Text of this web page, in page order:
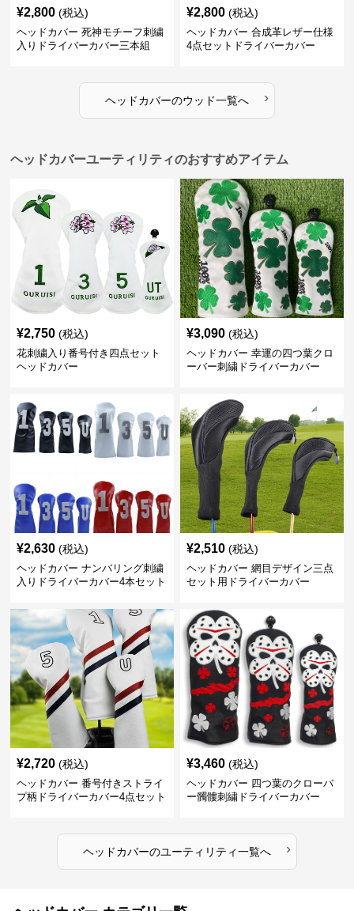
¥2,800 (税込)
ヘッドカバー 死神モチーフ刺繍
入りドライバーカバー三本組
¥2,800 (税込)
ヘッドカバー 合成革レザー仕様
4点セットドライバーカバー
ヘッドカバーのウッド一覧へ ›
ヘッドカバーユーティリティのおすすめアイテム
¥2,750 (税込)
花刺繍入り番号付き四点セット
ヘッドカバー
¥3,090 (税込)
ヘッドカバー 幸運の四つ葉クロ
ーバー刺繍ドライバーカバー
¥2,630 (税込)
ヘッドカバー ナンバリング刺繍
入りドライバーカバー4本セット
¥2,510 (税込)
ヘッドカバー 網目デザイン三点
セット用ドライバーカバー
¥2,720 (税込)
ヘッドカバー 番号付きストライ
プ柄ドライバーカバー4点セット
¥3,460 (税込)
ヘッドカバー 四つ葉のクローバ
ー髑髏刺繍ドライバーカバー
ヘッドカバーのユーティリティ一覧へ ›